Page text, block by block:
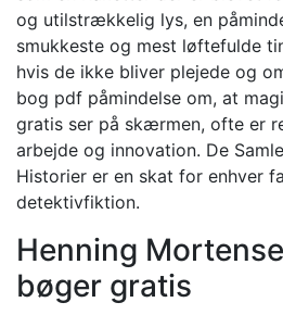
og utilstrækkelig lys, en
smukkeste og mest løftefulde
hvis de ikke bliver plejede og
bog pdf påmindelse om, at
gratis ser på skærmen, ofte er
arbejde og innovation. De
Historier er en skat for enhver
detektivfiktion.
Henning
bøger gratis